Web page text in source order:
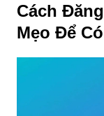
Cách
Mẹo Để